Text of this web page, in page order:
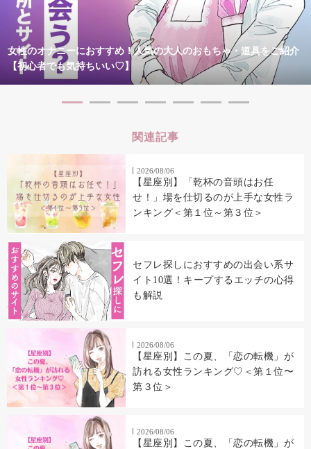
女性のオナニーにおすすめ！人気の大人のおもちゃ・道具をご紹介
【初心者でも気持ちいい♡】
関連記事
2026/08/06
【星座別】「乾杯の音頭はお任
せ！」場を仕切るのが上手な女性ラ
ンキング＜第１位～第３位＞
セフレ探しにおすすめの出会い系サ
イト10選！キープするエッチの心得
も解説
2026/08/06
【星座別】この夏、「恋の転機」が
訪れる女性ランキング♡＜第１位〜
第３位＞
2026/08/06
【星座別】この夏、「恋の転機」が